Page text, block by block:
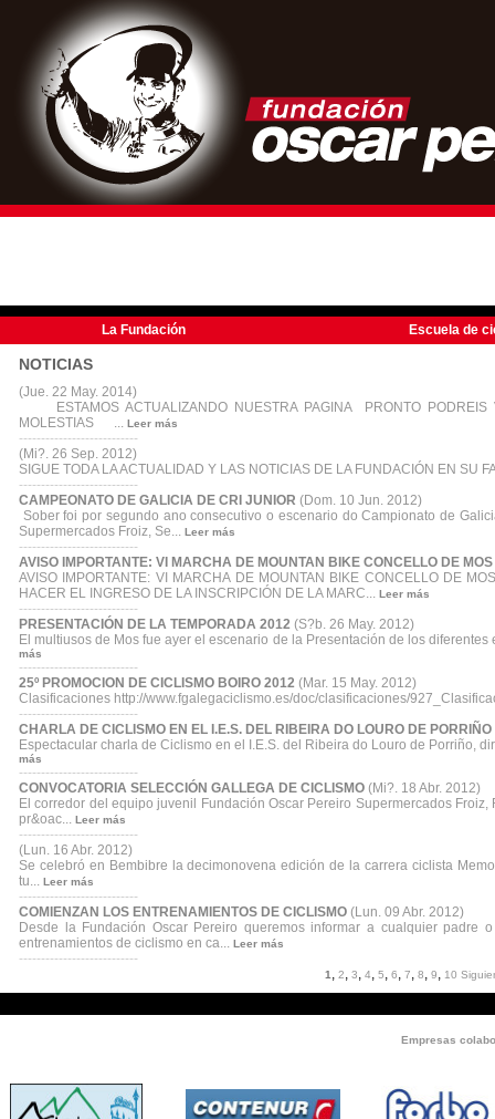
La Fundación Escuela de
NOTICIAS
(Jue. 22 May. 2014)
ESTAMOS ACTUALIZANDO NUESTRA PAGINA PRONTO PODREIS
MOLESTIAS ... Leer más
---------------------------
(Mi?. 26 Sep. 2012)
SIGUE TODA LA ACTUALIDAD Y LAS NOTICIAS DE LA FUNDACIÓN EN SU
---------------------------
CAMPEONATO DE GALICIA DE CRI JUNIOR (Dom. 10 Jun. 2012)
Sober foi por segundo ano consecutivo o escenario do Campionato de
Supermercados Froiz, Se... Leer más
---------------------------
AVISO IMPORTANTE: VI MARCHA DE MOUNTAN BIKE CONCELLO DE MOS
AVISO IMPORTANTE: VI MARCHA DE MOUNTAN BIKE CONCELLO DE
HACER EL INGRESO DE LA INSCRIPCIÓN DE LA MARC... Leer más
---------------------------
PRESENTACIÓN DE LA TEMPORADA 2012 (S?b. 26 May. 2012)
El multiusos de Mos fue ayer el escenario de la Presentación de los
más
---------------------------
25º PROMOCION DE CICLISMO BOIRO 2012 (Mar. 15 May. 2012)
Clasificaciones http://www.fgalegaciclismo.es/doc/clasificaciones/
---------------------------
CHARLA DE CICLISMO EN EL I.E.S. DEL RIBEIRA DO LOURO DE PORRIÑO
Espectacular charla de Ciclismo en el I.E.S. del Ribeira do Louro de Porriño,
más
---------------------------
CONVOCATORIA SELECCIÓN GALLEGA DE CICLISMO (Mi?. 18 Abr. 2012)
El corredor del equipo juvenil Fundación Oscar Pereiro Supermercados
pr&oac... Leer más
---------------------------
(Lun. 16 Abr. 2012)
Se celebró en Bembibre la decimonovena edición de la carrera ciclista
tu... Leer más
---------------------------
COMIENZAN LOS ENTRENAMIENTOS DE CICLISMO (Lun. 09 Abr. 2012)
Desde la Fundación Oscar Pereiro queremos informar a cualquier
entrenamientos de ciclismo en ca... Leer más
---------------------------
1 , 2, 3, 4, 5, 6, 7, 8, 9, 10
Empresas